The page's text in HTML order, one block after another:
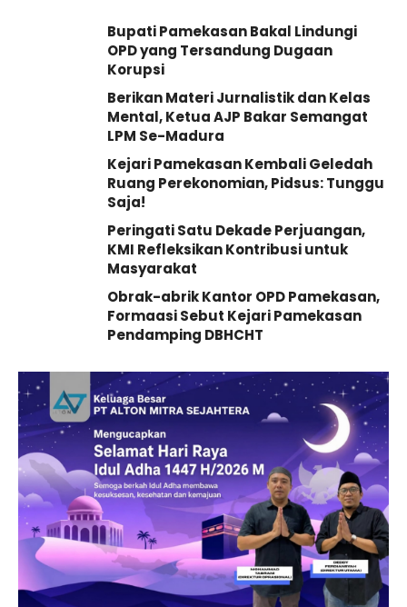
Bupati Pamekasan Bakal Lindungi
OPD yang Tersandung Dugaan
Korupsi
Berikan Materi Jurnalistik dan Kelas
Mental, Ketua AJP Bakar Semangat
LPM Se-Madura
Kejari Pamekasan Kembali Geledah
Ruang Perekonomian, Pidsus: Tunggu
Saja!
Peringati Satu Dekade Perjuangan,
KMI Refleksikan Kontribusi untuk
Masyarakat
Obrak-abrik Kantor OPD Pamekasan,
Formaasi Sebut Kejari Pamekasan
Pendamping DBHCHT